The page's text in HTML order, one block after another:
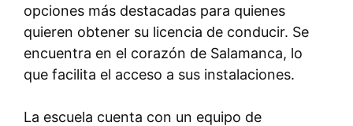
opciones más destacadas para quienes
quieren obtener su licencia de conducir. Se
encuentra en el corazón de Salamanca, lo
que facilita el acceso a sus instalaciones.
La escuela cuenta con un equipo de